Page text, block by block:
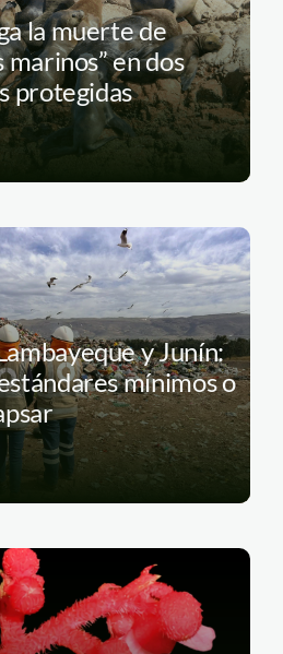
la muerte de
marinos” en dos
protegidas
y Junín:
mínimos o